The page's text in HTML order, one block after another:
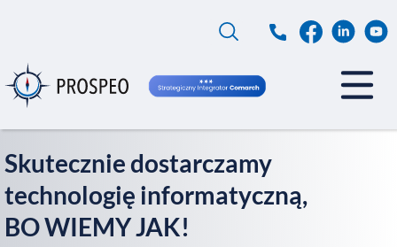
Skutecznie dostarczamy
technologię informatyczną,
BO WIEMY JAK!